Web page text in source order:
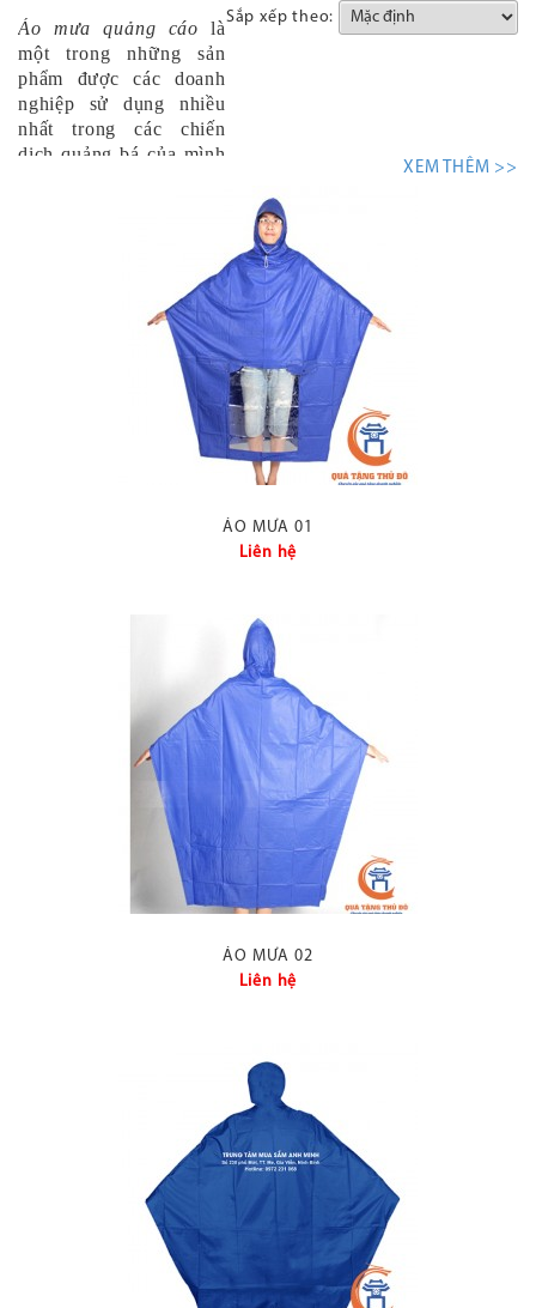
Sắp xếp theo:
Áo mưa quảng cáo là
một trong những sản
phẩm được các doanh
nghiệp sử dụng nhiều
nhất trong các chiến
dịch quảng bá của mình
nay của nhiều doanh
nghiệp khi muốn thực
hiện một chương trình
quảng bá thương hiệu
hay xúc tiến cho sản
xếp gọn, nhẹ, màu sắc,
kiểu dáng thời trang,
luôn được
mang theo trong khi đi
làm, đi chơi, đi dã ngoại
và là người bạn thân
thiết bảo vệ chúng ta
khỏi bị ướt, giữ ấm cơ
thể trong những cơn gió
lạnh, bảo vệ và ngăn
trúng nước, cảm, sốt,
được chú trọng, sự kết
hợp đột phá giữa sự
quan tâm, chăm sóc sức
khoẻ cho khách hàng,
nhân viên và quảng cáo
thương hiệu, slogan,
phương châm cốt lõi
của công ty được khám
XEM THÊM >>
ÁO MƯA 01
Liên hệ
ÁO MƯA 02
Liên hệ